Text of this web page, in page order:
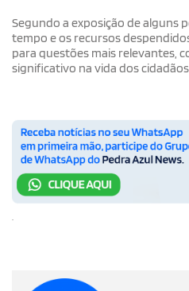
Segundo a exposição de alguns
tempo e os recursos
para questões mais relevantes,
significativo na vida dos
.